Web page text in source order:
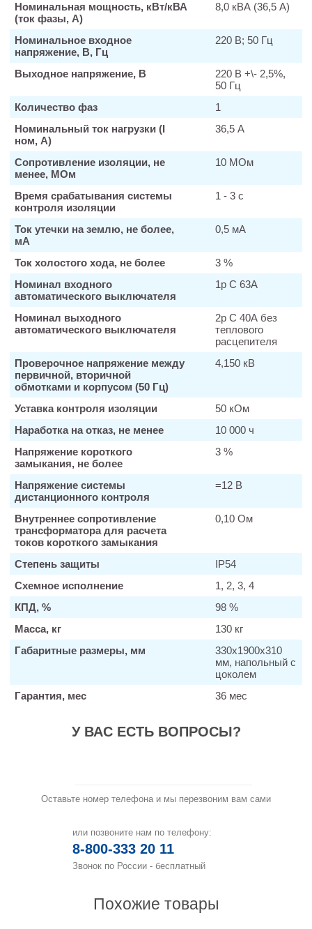
Номинальная мощность, кВт/кВА
(ток фазы, А)
8,0 кВА (36,5 А)
Номинальное входное
напряжение, В, Гц
220 В; 50 Гц
Выходное напряжение, В
220 В +\- 2,5%,
50 Гц
Количество фаз
1
Номинальный ток нагрузки (I
ном, А)
36,5 А
Сопротивление изоляции, не
менее, МОм
10 МОм
Время срабатывания системы
контроля изоляции
1 - 3 с
Ток утечки на землю, не более,
мА
0,5 мА
Ток холостого хода, не более
3 %
Номинал входного
автоматического выключателя
1р С 63А
Номинал выходного
автоматического выключателя
2р С 40А без
теплового
расцепителя
Проверочное напряжение между
первичной, вторичной
обмотками и корпусом (50 Гц)
4,150 кВ
Уставка контроля изоляции
50 кОм
Наработка на отказ, не менее
10 000 ч
Напряжение короткого
замыкания, не более
3 %
Напряжение системы
дистанционного контроля
=12 В
Внутреннее сопротивление
трансформатора для расчета
токов короткого замыкания
0,10 Ом
Степень защиты
IP54
Схемное исполнение
1, 2, 3, 4
КПД, %
98 %
Масса, кг
130 кг
Габаритные размеры, мм
330х1900х310
мм, напольный с
цоколем
Гарантия, мес
36 мес
У ВАС ЕСТЬ ВОПРОСЫ?
Оставьте номер телефона и мы перезвоним вам сами
или позвоните нам по телефону:
8-800-333 20 11
Звонок по России - бесплатный
Похожие товары